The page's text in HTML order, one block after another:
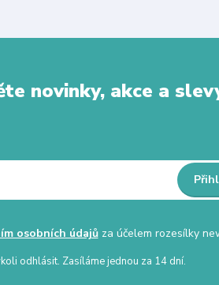
novinky, akce a
osobních údajůza účelem rozesílky
odhlásit. Zasíláme jednou za 14 dní.